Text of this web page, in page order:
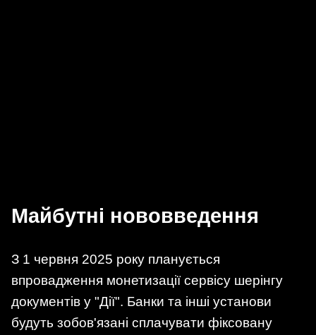
Майбутні нововведення
З 1 червня 2025 року планується
впровадження монетизації сервісу шерінгу
документів у "Дії". Банки та інші установи
будуть зобов'язані сплачувати фіксовану